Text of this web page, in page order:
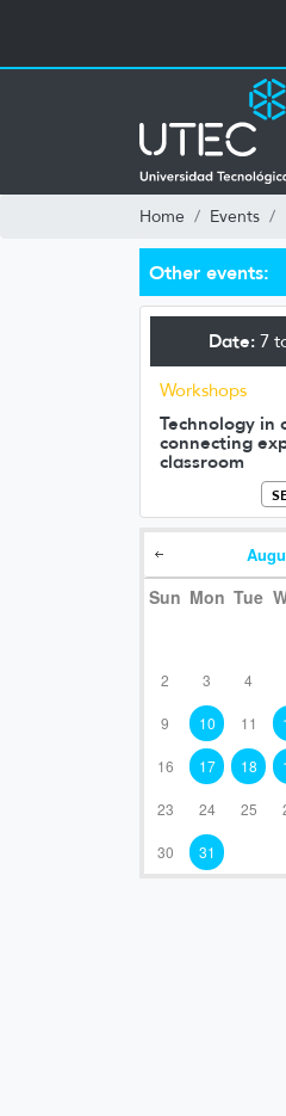
Home Events
Other events:
Date:7
Workshops
Technology in
connecting
classroom
Sun Mon Tue
2 3 4
9 10 11
16 17 18
23 24 25
30 31